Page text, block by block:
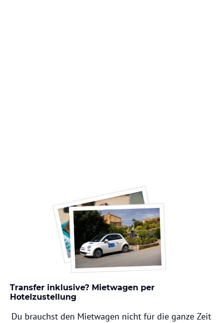
Transfer inklusive? Mietwagen per
Hotelzustellung
Du brauchst den Mietwagen nicht für die ganze Zeit